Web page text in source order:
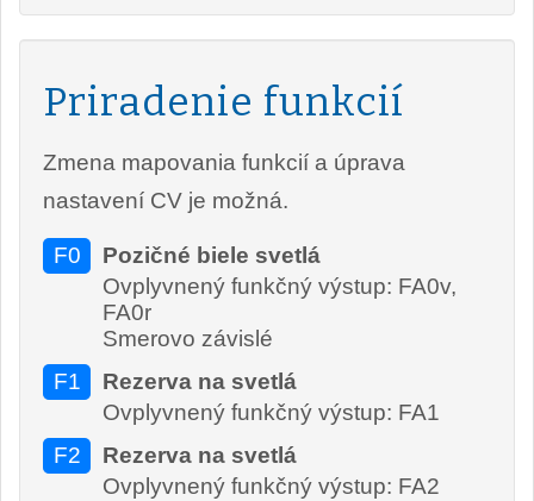
Priradenie funkcií
Zmena mapovania funkcií a úprava
nastavení CV je možná.
F0
Pozičné biele svetlá
Ovplyvnený funkčný výstup: FA0v,
FA0r
Smerovo závislé
F1
Rezerva na svetlá
Ovplyvnený funkčný výstup: FA1
F2
Rezerva na svetlá
Ovplyvnený funkčný výstup: FA2